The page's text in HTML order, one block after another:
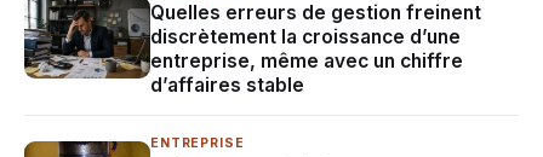
Quelles erreurs de gestion freinent
discrètement la croissance d’une
entreprise, même avec un chiffre
d’affaires stable
ENTREPRISE